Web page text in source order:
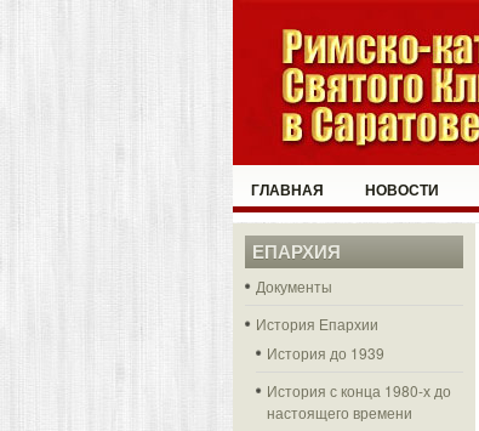
ГЛАВНАЯ НОВОСТИ
ЕПАРХИЯ
Документы
История Епархии
История до 1939
История с конца 1980-х до
настоящего времени